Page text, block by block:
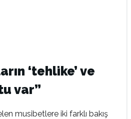
‘tehlike’ ve
var”
musibetlere iki farklı bakış